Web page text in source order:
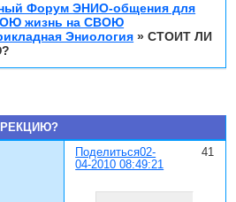
Форум ЭНИО-общения для
жизнь на СВОЮ
Эниология »СТОИТ ЛИ
Поделиться 41
02-
04-2010 08:49:21